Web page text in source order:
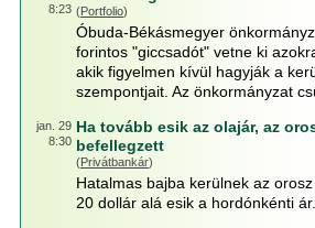
8:23 (Portfolio)
Óbuda-Békásmegyer
forintos "giccsadót" vetne ki
akik figyelmen kívül hagyják a
szempontjait. Az önkormányzat
jan. 29
8:30
Ha tovább esik az olajár, az
befellegzett
(Privátbankár)
Hatalmas bajba kerülnek az
20 dollár alá esik a hordónkénti ár.